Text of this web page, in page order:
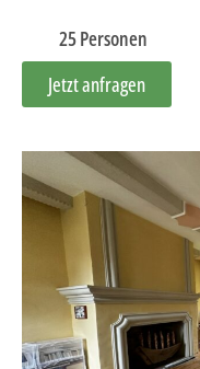
25 Personen
Jetzt anfragen